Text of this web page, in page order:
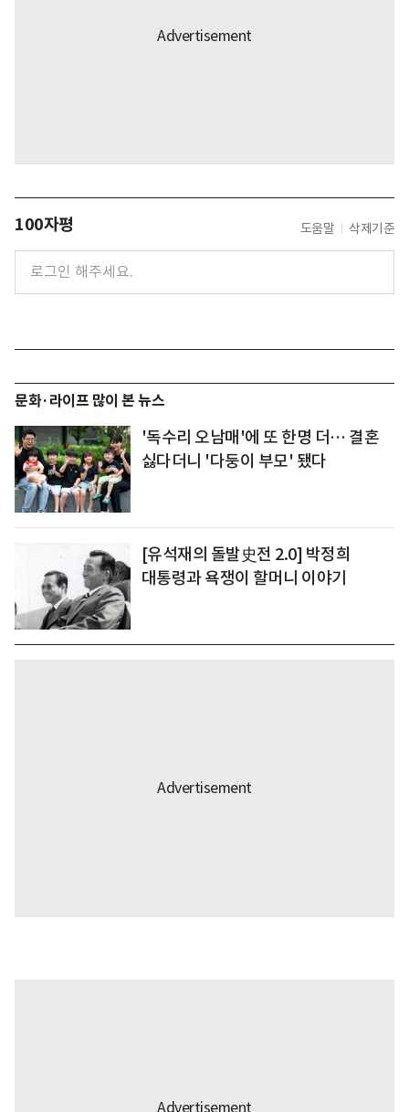
100자평 도움말 삭제기준
문화·라이프 많이 본 뉴스
'독수리 오남매'에 또 한명 더… 결혼
싫다더니 '다둥이 부모' 됐다
[유석재의 돌발史전 2.0] 박정희
대통령과 욕쟁이 할머니 이야기